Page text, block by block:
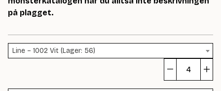
på plagget.
Line – 1002 Vit (Lager: 56)